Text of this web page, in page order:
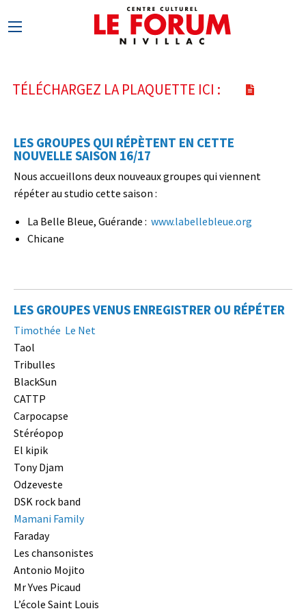
TÉLÉCHARGEZ LA PLAQUETTE ICI :
LES GROUPES QUI RÉPÈTENT EN CETTE
NOUVELLE SAISON 16/17
Nous accueillons deux nouveaux groupes qui viennent
répéter au studio cette saison :
La Belle Bleue, Guérande : www.labellebleue.org
Chicane
LES GROUPES VENUS ENREGISTRER OU RÉPÉTER
Timothée Le Net
Taol
Tribulles
BlackSun
CATTP
Carpocapse
Stéréopop
El kipik
Tony Djam
Odzeveste
DSK rock band
Mamani Family
Faraday
Les chansonistes
Antonio Mojito
Mr Yves Picaud
L’école Saint Louis